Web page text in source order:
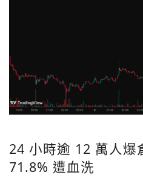
24 小時逾 12 萬人爆
71.8% 遭血洗